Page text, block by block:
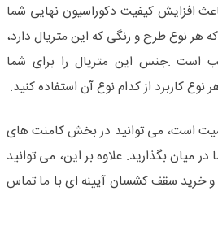
افزایش کیفیت دکوراسیون نهایی شما
هر نوع طرح و رنگی که این متریال دارد،
است .جنس این متریال را برای شما
کاربرد از کدام نوع آن استفاده کنید.
است، می توانید در بخش کامنت های
در میان بگذارید. علاوه بر این، می توانید
وخرید سقف کشسان آیینه ای با ما تماس